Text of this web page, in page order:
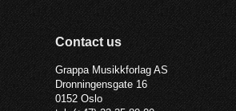
Contact us
Grappa Musikkforlag AS
Dronningensgate 16
0152 Oslo